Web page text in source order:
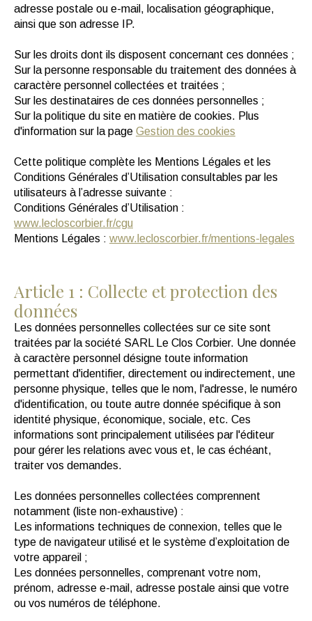
adresse postale ou e-mail, localisation géographique,
ainsi que son adresse IP.
Sur les droits dont ils disposent concernant ces données ;
Sur la personne responsable du traitement des données à
caractère personnel collectées et traitées ;
Sur les destinataires de ces données personnelles ;
Sur la politique du site en matière de cookies. Plus
d'information sur la page Gestion des cookies
Cette politique complète les Mentions Légales et les
Conditions Générales d’Utilisation consultables par les
utilisateurs à l’adresse suivante :
Conditions Générales d’Utilisation :
www.lecloscorbier.fr/cgu
Mentions Légales : www.lecloscorbier.fr/mentions-legales
Article 1 : Collecte et protection des
données
Les données personnelles collectées sur ce site sont
traitées par la société SARL Le Clos Corbier. Une donnée
à caractère personnel désigne toute information
permettant d'identifier, directement ou indirectement, une
personne physique, telles que le nom, l'adresse, le numéro
d'identification, ou toute autre donnée spécifique à son
identité physique, économique, sociale, etc. Ces
informations sont principalement utilisées par l'éditeur
pour gérer les relations avec vous et, le cas échéant,
traiter vos demandes.
Les données personnelles collectées comprennent
notamment (liste non-exhaustive) :
Les informations techniques de connexion, telles que le
type de navigateur utilisé et le système d’exploitation de
votre appareil ;
Les données personnelles, comprenant votre nom,
prénom, adresse e-mail, adresse postale ainsi que votre
ou vos numéros de téléphone.